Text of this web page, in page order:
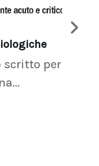
scritto per